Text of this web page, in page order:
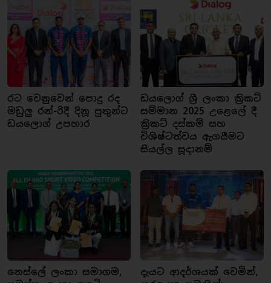
රට වෙනුවෙන් පොදු රද
මඩුලු රන්-රිදී දිනූ පුතුන්ට
ඩයලොග් උපහාර
ඩයලොග් ශ්‍රී ලංකා ක්‍රිකට්
සම්මාන 2025 උළෙලේ දී
ක්‍රිකට් දස්කම් සහ
විශිෂ්ටත්වය ඇගයීමට
සියල්ල සූදානම්
නෙස්ලේ ලංකා සමාගම,
දැයට ආදර්ශයක් වෙමින්,